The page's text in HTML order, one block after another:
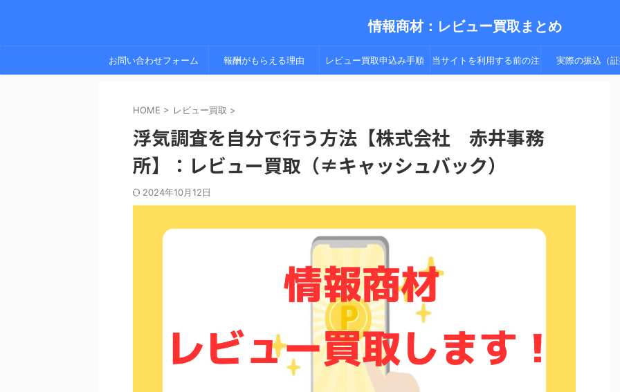
情報商材：レビュー買取まとめ
お問い合わせフォーム 報酬がもらえる理由 レビュー買取申込み手順 当サイトを利用する前の注 実際の振込（証
HOME > レビュー買取 >
浮気調査を自分で行う方法【株式会社 赤井事務
所】：レビュー買取（≠キャッシュバック）
2024年10月12日